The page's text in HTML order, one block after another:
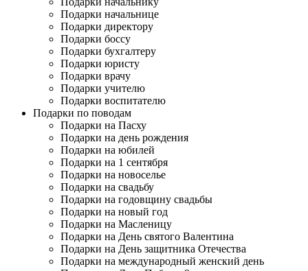
Подарки начальнице
Подарки директору
Подарки боссу
Подарки бухгалтеру
Подарки юристу
Подарки врачу
Подарки учителю
Подарки воспитателю
Подарки по поводам
Подарки на Пасху
Подарки на день рождения
Подарки на юбилей
Подарки на 1 сентября
Подарки на новоселье
Подарки на свадьбу
Подарки на годовщину свадьбы
Подарки на новый год
Подарки на Масленицу
Подарки на День святого Валентина
Подарки на День защитника Отечества
Подарки на международный женский день